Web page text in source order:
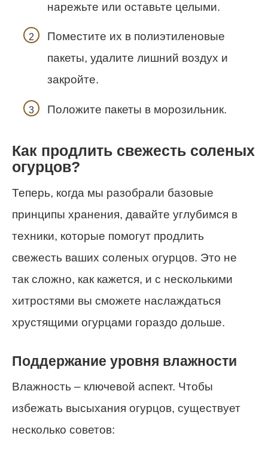
нарежьте или оставьте целыми.
Поместите их в полиэтиленовые
пакеты, удалите лишний воздух и
закройте.
Положите пакеты в морозильник.
Как продлить свежесть соленых
огурцов?
Теперь, когда мы разобрали базовые
принципы хранения, давайте углубимся в
техники, которые помогут продлить
свежесть ваших соленых огурцов. Это не
так сложно, как кажется, и с несколькими
хитростями вы сможете наслаждаться
хрустящими огурцами гораздо дольше.
Поддержание уровня влажности
Влажность – ключевой аспект. Чтобы
избежать высыхания огурцов, существует
несколько советов: